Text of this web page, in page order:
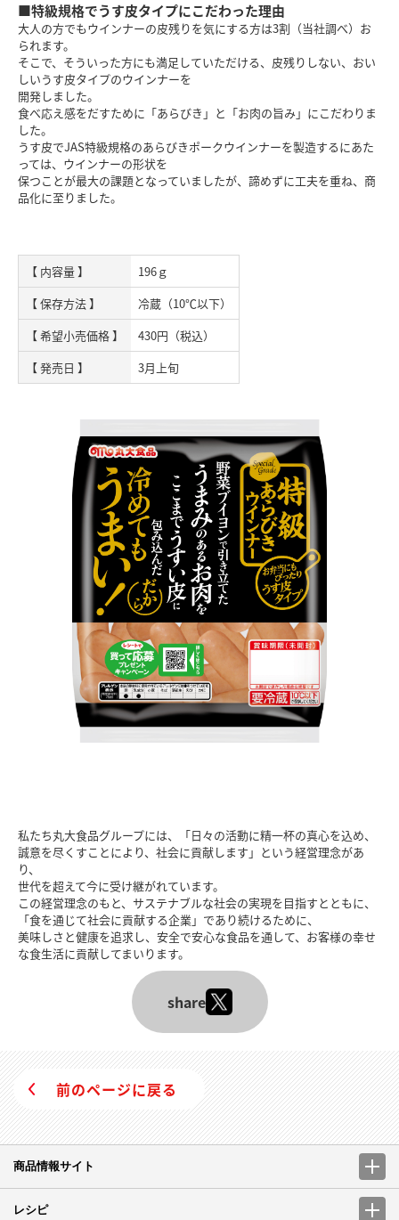
■特級規格でうす皮タイプにこだわった理由
大人の方でもウインナーの皮残りを気にする方は3割（当社調べ）お
られます。
そこで、そういった方にも満足していただける、皮残りしない、おい
しいうす皮タイプのウインナーを
開発しました。
食べ応え感をだすために「あらびき」と「お肉の旨み」にこだわりま
した。
うす皮でJAS特級規格のあらびきポークウインナーを製造するにあた
っては、ウインナーの形状を
保つことが最大の課題となっていましたが、諦めずに工夫を重ね、商
品化に至りました。
【 内容量 】
196ｇ
【 保存方法 】
冷蔵（10℃以下）
【 希望小売価格 】
430円（税込）
【 発売日 】
3月上旬
私たち丸大食品グループには、「日々の活動に精一杯の真心を込め、
誠意を尽くすことにより、社会に貢献します」という経営理念があ
り、
世代を超えて今に受け継がれています。
この経営理念のもと、サステナブルな社会の実現を目指すとともに、
「食を通じて社会に貢献する企業」であり続けるために、
美味しさと健康を追求し、安全で安心な食品を通して、お客様の幸せ
な食生活に貢献してまいります。
share
前のページに戻る
商品情報サイト
レシピ